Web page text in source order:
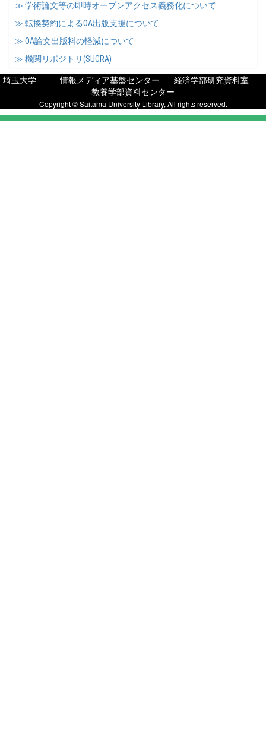
≫ 学術論文等の即時オープンアクセス義務化について
≫ 転換契約によるOA出版支援について
≫ OA論文出版料の軽減について
≫ 機関リポジトリ(SUCRA)
埼玉大学 情報メディア基盤センター
経済学部研究資料室
教養学部資料センター
Copyright © Saitama University Library, All rights reserved.